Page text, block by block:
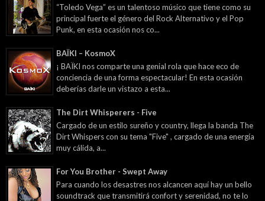
“Toledo Vega” es un talentoso músico que tiene como su
principal fuerte el género del Rock Alternativo y el Pop
Punk, en esta ocasión nos co...
BAÏKI – KosmoX
¡ BAÏKI nos comparte una genial rola que hace eco de
conciencia de una forma espectacular! En esta ocasión
deberías darle un vistazo a esta...
The Dirt Whisperers - Five
Cargado de un estilo sureño y country, llega la banda The
Dirt Whispers con su tema "Five" , cargado de una energía
muy cálida, a...
For You Brother - Swept Away
Para cuando los desastres nos alcancen aquí hay un bello
soundtrack que transmitirá confort y serenidad, no te lo